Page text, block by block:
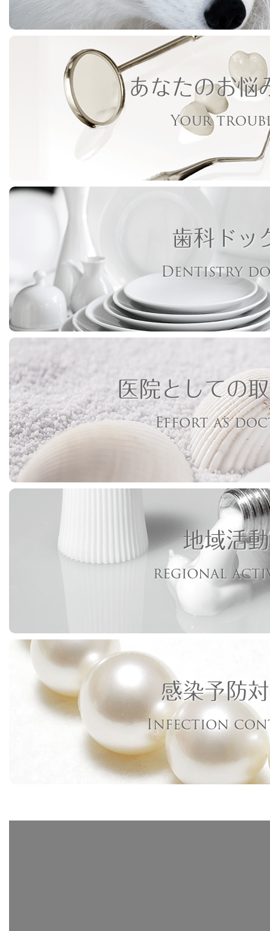
あなたのお悩
Your
歯科ドッ
Dentistry
医院としての
Effort as
地域活動
regional
感染予防
Infection